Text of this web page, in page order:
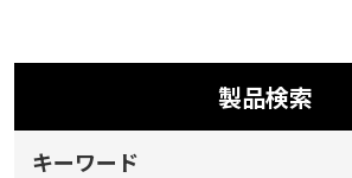
製品検索
キーワード